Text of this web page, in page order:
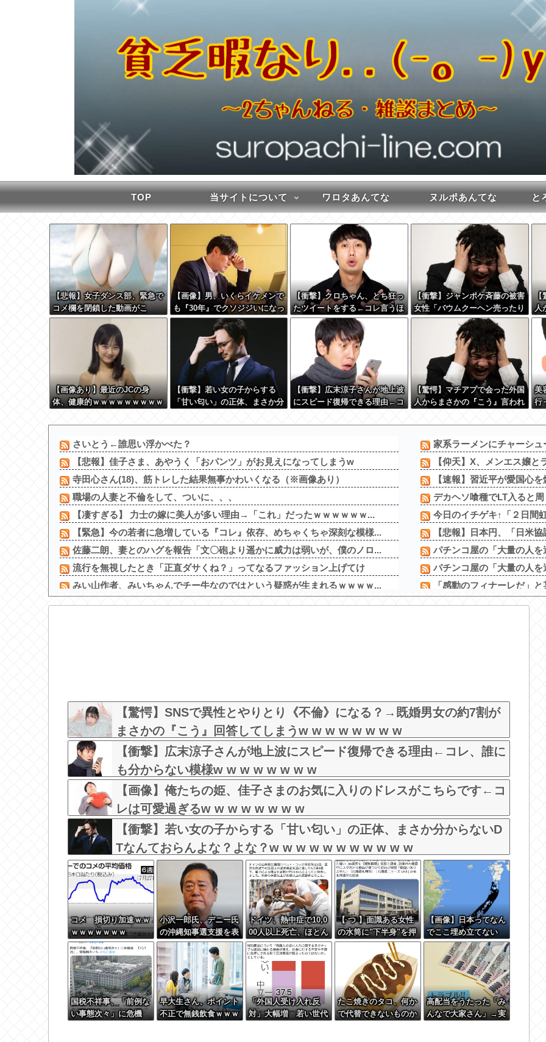
TOP 当サイトについて ワロタあんてな ヌルポあんてな と
【悲報】女子ダンス部、緊急で
コメ欄を閉鎖した動画がこ
れ・・・・・
【画像】男、いくらイケメンで
も『30年』でクソジジいになっ
てしまう
【衝撃】クロちゃん、とち狂っ
たツイートをする←コレ言うほ
どおかしいか？？？？？？
【衝撃】ジャンポケ斉藤の被害
女性「バウムクーヘン売ったり
TikTokライブしててムカつい
たから示談しなかった」←コレ
【
人
た
【画像あり】最近のJCの身
体、健康的ｗｗｗｗｗｗｗｗｗ
【衝撃】若い女の子からする
「甘い匂い」の正体、まさか分
な？よな？w w w w w w w w
w w w
【衝撃】広末涼子さんが地上波
にスピード復帰できる理由←コ
w w w w w w
【驚愕】マチアプで会った外国
人からまさかの『こう』言われ
か？？？？？？？
美
行
さいとう←誰思い浮かべた？
【悲報】佳子さま、あやうく「おパンツ」がお見えになってしまうw
寺田心さん(18)、筋トレした結果無事かわいくなる（※画像あり）
職場の人妻と不倫をして、ついに、、、
【凄すぎる】 力士の嫁に美人が多い理由→「これ」だったｗｗｗｗｗｗ...
【緊急】今の若者に急増している『コレ』依存、めちゃくちゃ深刻な模様...
佐藤二朗、妻とのハグを報告「文〇砲より遥かに威力は弱いが、僕のノロ...
流行を無視したとき「正直ダサくね？」ってなるファッション上げてけ
みい山作者、みいちゃんでチー牛なのではという疑惑が生まれるｗｗｗｗ...
寺田心、週6ジム通いで体重62kg→82kgに 110kgのベンチ...
【画像】大物YouTuber、AVと間違われて海外でバズるw
家系ラーメンにチャーシ
【仰天】X、メンエス嬢
【速報】習近平が愛国心
デカヘソ喰種でLT入ると
今日のイチゲキ↑「２日間
【悲報】日本円、「日米
パチンコ屋の「大量の人
パチンコ屋の「大量の人
「感動のフィナーレだ」
今シーズン ソフトバンク
【驚愕】SNSで異性とやりとり《不倫》になる？→既婚男女の約7割が
まさかの『こう』回答してしまうw w w w w w w w
【衝撃】広末涼子さんが地上波にスピード復帰できる理由←コレ、誰に
も分からない模様w w w w w w w w
【画像】俺たちの姫、佳子さまのお気に入りのドレスがこちらです←コ
レは可愛過ぎるw w w w w w w w
【衝撃】若い女の子からする「甘い匂い」の正体、まさか分からないD
Tなんておらんよな？よな？w w w w w w w w w w w
コメ 損切り加速ｗｗ
ｗｗｗｗｗｗｗ
小沢一郎氏、デニー氏
の沖縄知事選支援を表
明。デニー氏を支援し
ない中革連を批判
ドイツ、熱中症で10,0
00人以上死亡、ほとん
どがお前らと同年代で
若者は元気????
【 つ 】面識ある女性
の水筒に"下半身"を押
し付け"使用不能"にし
た疑い 66歳男を「器
物損壊」容疑で逮捕
札幌市
【画像】日本ってなん
でここ埋め立てない
の？
国税不祥事、「前例な
い事態次々」に危機
早大生さん、ポイント
不正で無銭飲食ｗｗｗ
「外国人受け入れ反
対」大幅増 若い世代
たこ焼きのタコ、何か
で代替できないものか
高配当をうたった「み
んなで大家さん」→実